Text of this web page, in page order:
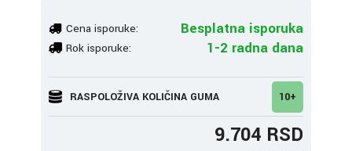
Cena isporuke: Besplatna isporuka
Rok isporuke: 1-2 radna dana
RASPOLOŽIVA KOLIČINA GUMA 10+
9.704 RSD